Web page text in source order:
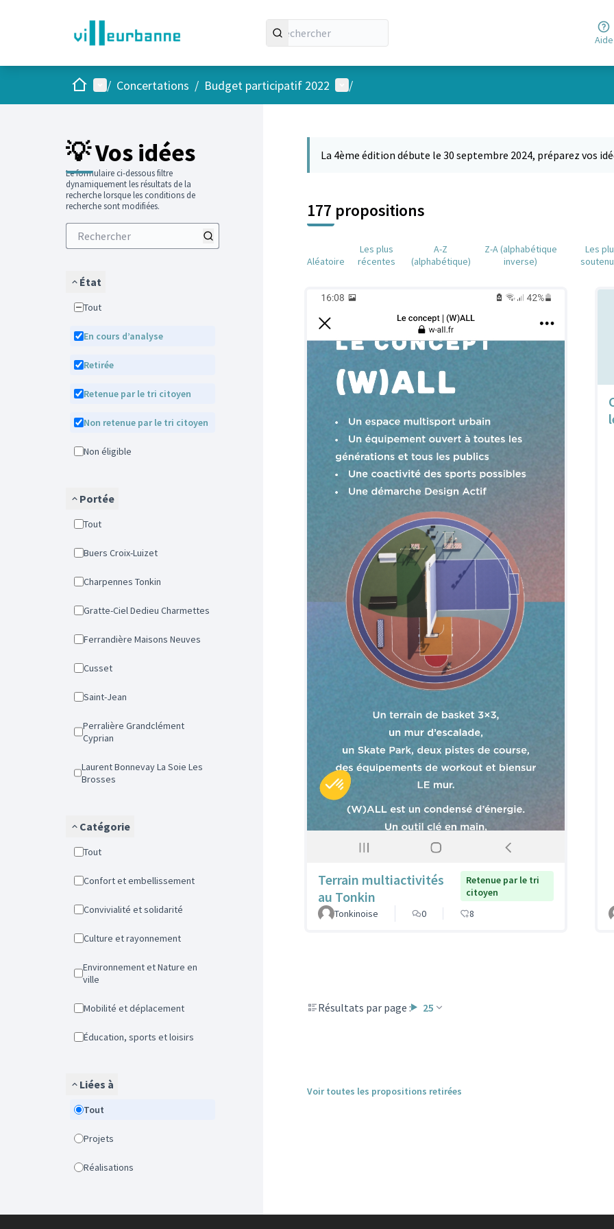
Aide
AccueilMenu principal
/ Concertations / Budget participatif 2022 Menu utilisateur
/
💡 Vos idées
Le formulaire ci-dessous filtre
dynamiquement les résultats de la
recherche lorsque les conditions de
recherche sont modifiées.
État
Tout
En cours d’analyse
Retirée
Retenue par le tri citoyen
Non retenue par le tri citoyen
Non éligible
Portée
Tout
Buers Croix-Luizet
Charpennes Tonkin
Gratte-Ciel Dedieu Charmettes
Ferrandière Maisons Neuves
Cusset
Saint-Jean
Perralière Grandclément
Cyprian
Laurent Bonnevay La Soie Les
Brosses
Catégorie
Tout
Confort et embellissement
Convivialité et solidarité
Culture et rayonnement
Environnement et Nature en
ville
Mobilité et déplacement
Éducation, sports et loisirs
Liées à
Tout
Projets
Réalisations
La 4ème édition débute le 30 septembre 2024, préparez vos
177 propositions
Aléatoire
Les plus
récentes
A-Z
(alphabétique)
Z-A (alphabétique
inverse)
Les
Terrain multiactivités
au Tonkin
Retenue par le tri
citoyen
Tonkinoise
0 8
Résultats par page : 25
Voir toutes les propositions retirées